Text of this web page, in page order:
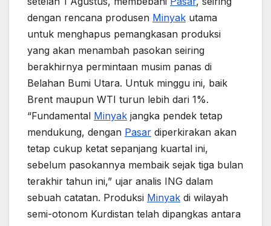
dengan rencana produsen Minyak utama
untuk menghapus pemangkasan produksi
yang akan menambah pasokan seiring
berakhirnya permintaan musim panas di
Belahan Bumi Utara. Untuk minggu ini, baik
Brent maupun WTI turun lebih dari 1%.
“Fundamental Minyak jangka pendek tetap
mendukung, dengan Pasar diperkirakan akan
tetap cukup ketat sepanjang kuartal ini,
sebelum pasokannya membaik sejak tiga bulan
terakhir tahun ini,” ujar analis ING dalam
sebuah catatan. Produksi Minyak di wilayah
semi-otonom Kurdistan telah dipangkas antara